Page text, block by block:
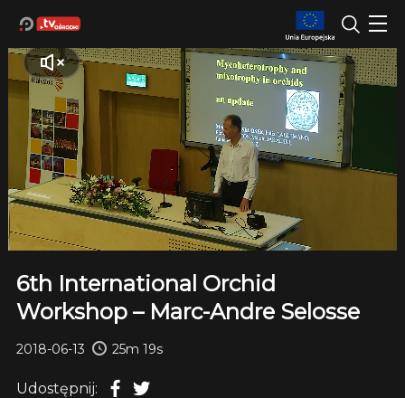
6th International Orchid
Workshop – Marc-Andre Selosse
2018-06-13 25m 19s
Udostępnij: